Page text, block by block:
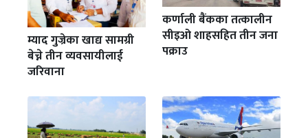
म्याद गुज्रेका खाद्य सामग्री
बेच्ने तीन व्यवसायीलाई
जरिवाना
कर्णाली बैंकका तत्कालीन
सीइओ शाहसहित तीन जना
पक्राउ